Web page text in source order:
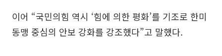
이어 “국민의힘 역시 ‘힘에 의한 평화’를 기조로 한미
동맹 중심의 안보 강화를 강조했다”고 말했다.